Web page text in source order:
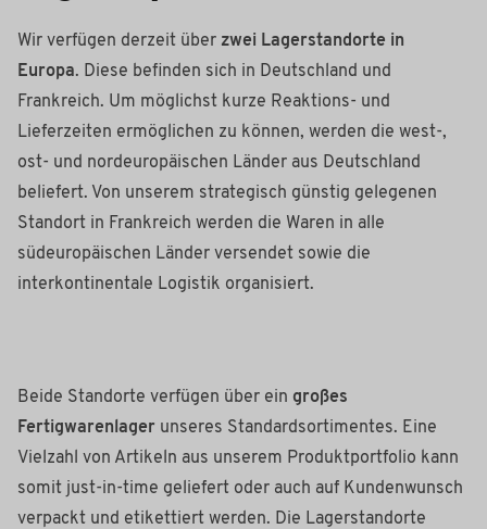
Wir verfügen derzeit über zwei Lagerstandorte in
Europa. Diese befinden sich in Deutschland und
Frankreich. Um möglichst kurze Reaktions- und
Lieferzeiten ermöglichen zu können, werden die west-,
ost- und nordeuropäischen Länder aus Deutschland
beliefert. Von unserem strategisch günstig gelegenen
Standort in Frankreich werden die Waren in alle
südeuropäischen Länder versendet sowie die
interkontinentale Logistik organisiert.
Beide Standorte verfügen über ein großes
Fertigwarenlager unseres Standardsortimentes. Eine
Vielzahl von Artikeln aus unserem Produktportfolio kann
somit just-in-time geliefert oder auch auf Kundenwunsch
verpackt und etikettiert werden. Die Lagerstandorte